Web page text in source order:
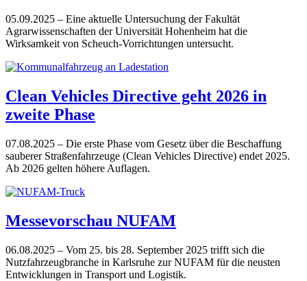
05.09.2025 – Eine aktuelle Untersuchung der Fakultät
Agrarwissenschaften der Universität Hohenheim hat die
Wirksamkeit von Scheuch-Vorrichtungen untersucht.
Clean Vehicles Directive geht 2026 in
zweite Phase
07.08.2025 – Die erste Phase vom Gesetz über die Beschaffung
sauberer Straßenfahrzeuge (Clean Vehicles Directive) endet 2025.
Ab 2026 gelten höhere Auflagen.
Messevorschau NUFAM
06.08.2025 – Vom 25. bis 28. September 2025 trifft sich die
Nutzfahrzeugbranche in Karlsruhe zur NUFAM für die neusten
Entwicklungen in Transport und Logistik.